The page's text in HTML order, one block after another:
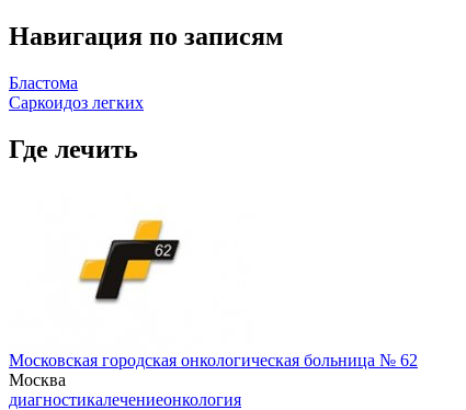
Навигация по записям
Бластома
Саркоидоз легких
Где лечить
Московская городская онкологическая больница № 62
Москва
диагностикалечениеонкология